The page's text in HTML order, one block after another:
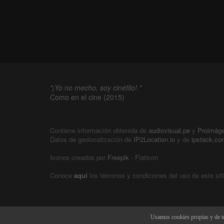
"¡Yo no mecho, soy cinéfilo!."
Como en el cine (2015)
Contiene información obtenida de audiovisual.pe y
Datos de geolocalización de IP2Location.io y de
Iconos creados por Freepik - Flaticon
Conoce aquí los términos y condiciones del uso de este
Usamos cookies propias y de